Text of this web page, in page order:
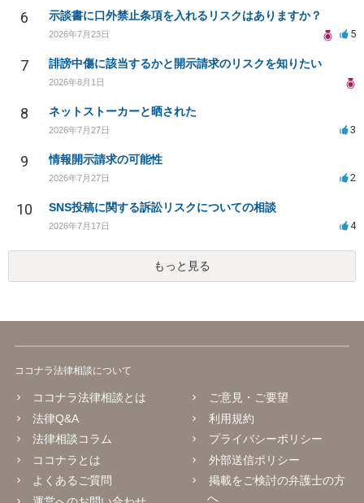
6 示談書に口外禁止条項を入れるリスクはありますか？
2026年7月23日 5
7 誹謗中傷に該当するかと開示請求のリスクを知りたい
2026年8月1日
8 ネットストーカーと晒された
2026年7月27日 3
9 情報開示請求の可能性
2026年7月27日 2
10 SNS投稿に関する訴訟リスクについての相談
2026年7月17日 4
もっと見る
ココナラ法律相談について
ココナラ法律相談とは
法律Q&A
法律相談コラム
ココナラとは
よくあるご質問
ご意見・ご要望
利用規約
プライバシーポリシー
外部送信ポリシー
掲載をご検討の弁護士の方
へ